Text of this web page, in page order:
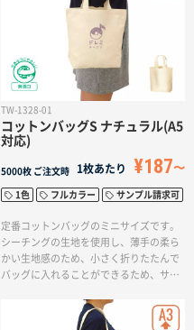
リーズナブルに作成出来ます。
TW-1328-01
コットンバッグS ナチュラル(A5
対応)
5000枚 ご注文時 1枚あたり ¥187
1色 フルカラー サンプル請求可
定番コットンバッグのミニサイズです。
シーチングの生地を使用し、薄手の柔ら
かい生地感のため、小さく折りたたんで
バッグに入れることができるため、サブ
す。また印刷方法も単色からフルカラー
印刷まで対応しており、お好みのデザイ